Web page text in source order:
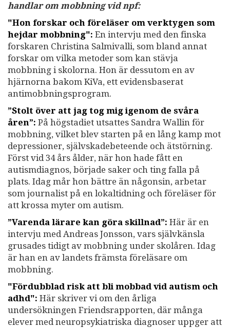
handlar om mobbning vid npf:
"Hon forskar och föreläser om verktygen som
hejdar mobbning": En intervju med den finska
forskaren Christina Salmivalli, som bland annat
forskar om vilka metoder som kan stävja
mobbning i skolorna. Hon är dessutom en av
hjärnorna bakom KiVa, ett evidensbaserat
antimobbningsprogram.
”Stolt över att jag tog mig igenom de svåra
åren”: På högstadiet utsattes Sandra Wallin för
mobbning, vilket blev starten på en lång kamp mot
depressioner, självskadebeteende och ätstörning.
Först vid 34 års ålder, när hon hade fått en
autismdiagnos, började saker och ting falla på
plats. Idag mår hon bättre än någonsin, arbetar
som journalist på en lokaltidning och föreläser för
att krossa myter om autism.
”Varenda lärare kan göra skillnad”: Här är en
intervju med Andreas Jonsson, vars självkänsla
grusades tidigt av mobbning under skolåren. Idag
är han en av landets främsta föreläsare om
mobbning.
"Fördubblad risk att bli mobbad vid autism och
adhd": Här skriver vi om den årliga
undersökningen Friendsrapporten, där många
elever med neuropsykiatriska diagnoser uppger att